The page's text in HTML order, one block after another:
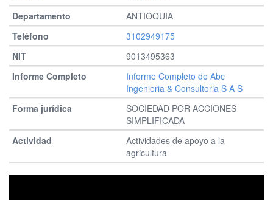
ANTIOQUIA
3102949175
9013495363
Informe Completo de Abc
Ingenieria & Consultoria S A S
SOCIEDAD POR ACCIONES
SIMPLIFICADA
Actividades de apoyo a la
agricultura